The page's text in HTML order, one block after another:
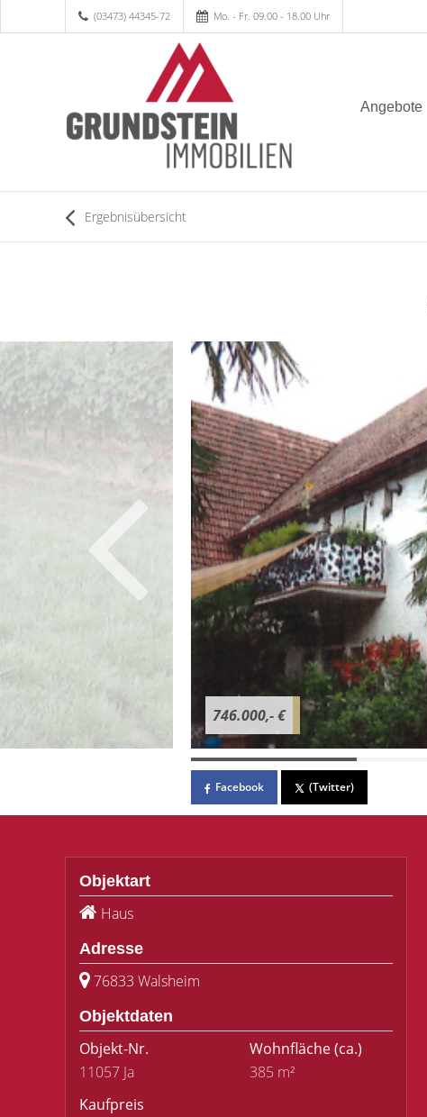
(03473) 44345-72 Mo. - Fr. 09.00 - 18.00 Uhr
Angebote
Ergebnisübersicht
746.000,- €
Facebook (Twitter)
Objektart
Haus
Adresse
76833 Walsheim
Objektdaten
Objekt-Nr.
11057 Ja
Wohnfläche(ca.)
385 m²
Kaufpreis